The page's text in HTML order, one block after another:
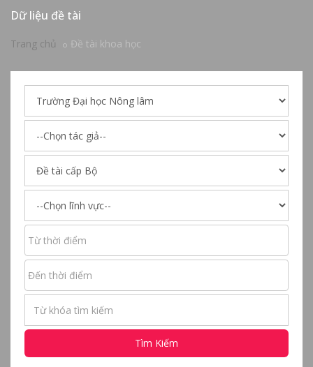
Dữ liệu đề tài
Trang chủ Đề tài khoa học
Tìm Kiếm